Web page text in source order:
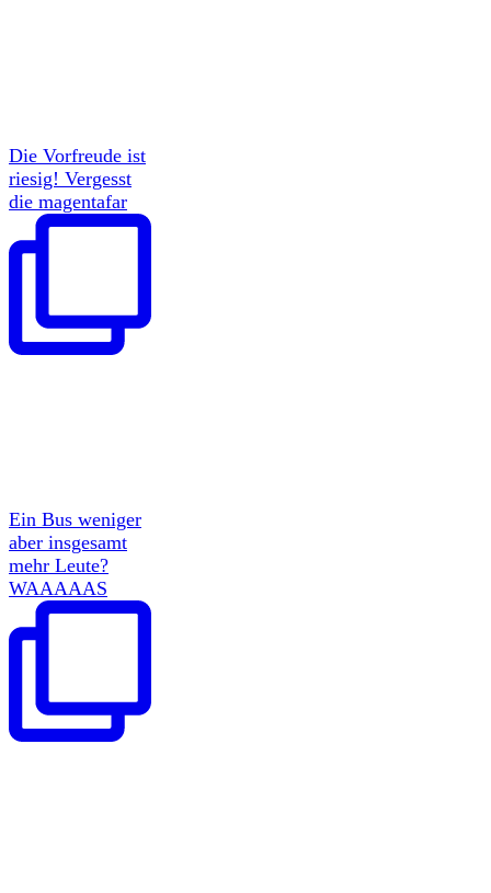
Die Vorfreude ist
riesig! Vergesst
die magentafar
Ein Bus weniger
aber insgesamt
mehr Leute?
WAAAAAS